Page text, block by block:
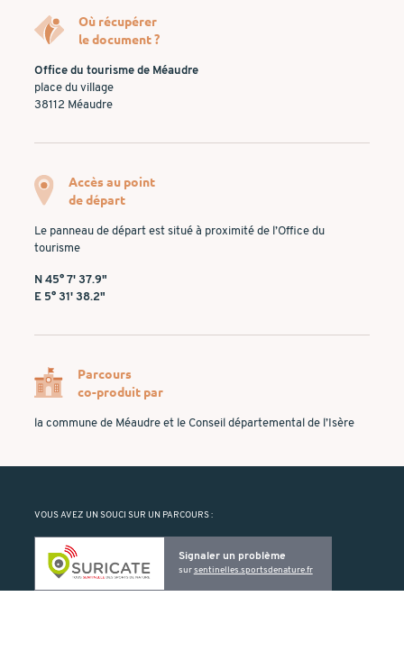
Où récupérer
le document ?
Office du tourisme de Méaudre
place du village
38112 Méaudre
Accès au point
de départ
Le panneau de départ est situé à proximité de l’Office du
tourisme
N 45° 7' 37.9"
E 5° 31' 38.2"
Parcours
co-produit par
la commune de Méaudre et le Conseil départemental de l’Isère
VOUS AVEZ UN SOUCI SUR UN PARCOURS :
Signaler un problème
sursentinelles.sportsdenature.fr